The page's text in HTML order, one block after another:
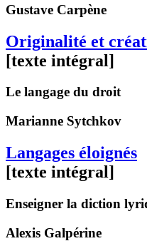
Gustave Carpène
Originalité et
[texte intégral]
Le langage du droit
Marianne Sytchkov
Langages éloignés
[texte intégral]
Enseigner la diction
Alexis Galpérine